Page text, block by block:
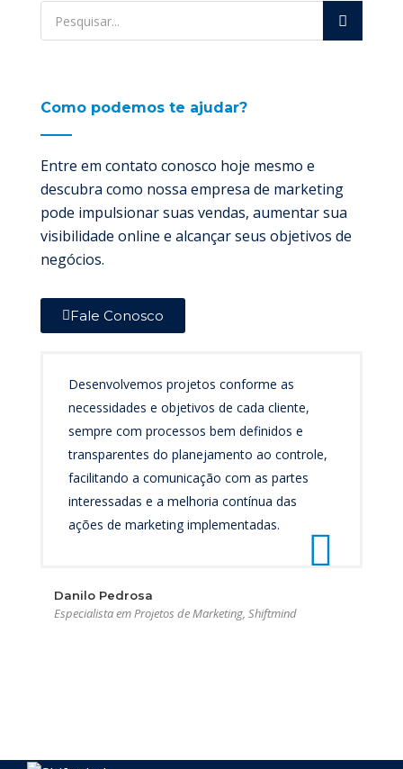
Como podemos te ajudar?
Entre em contato conosco hoje mesmo e
descubra como nossa empresa de marketing
pode impulsionar suas vendas, aumentar sua
visibilidade online e alcançar seus objetivos de
negócios.
Fale Conosco
Desenvolvemos projetos conforme as
necessidades e objetivos de cada cliente,
sempre com processos bem definidos e
transparentes do planejamento ao controle,
facilitando a comunicação com as partes
interessadas e a melhoria contínua das
ações de marketing implementadas.
Danilo Pedrosa
Especialista em Projetos de Marketing, Shiftmind